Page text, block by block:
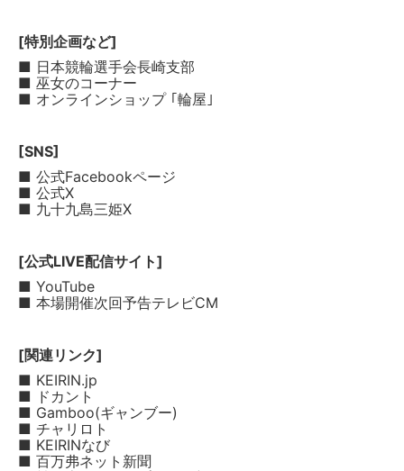
[特別企画など]
■ 日本競輪選手会長崎支部
■ 巫女のコーナー
■ オンラインショップ ｢輪屋｣
[SNS]
■ 公式Facebookページ
■ 公式X
■ 九十九島三姫X
[公式LIVE配信サイト]
■ YouTube
■ 本場開催次回予告テレビCM
[関連リンク]
■ KEIRIN.jp
■ ドカント
■ Gamboo(ギャンブー)
■ チャリロト
■ KEIRINなび
■ 百万弗ネット新聞